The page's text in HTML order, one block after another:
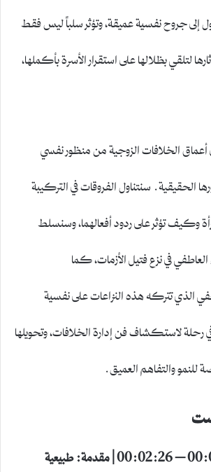
إلى جروح نفسية عميقة، وتؤثر سلباً ليس فقط
لتلقي بظلالها على استقرار الأسرة بأكملها،
أعماق الخلافات الزوجية من منظور نفسي
سنتناول الفروقات في التركيبة
وكيف تؤثر على ردود أفعالهما، وسنسلط
في نزع فتيل الأزمات، كما
تتركه هذه النزاعات على نفسية
رحلة لاستكشاف فن إدارة الخلافات، وتحويلها
والتفاهم العميق.
المرحلة الأولى: 00:00:00 – 00:02:26 | مقدمة: طبيعية